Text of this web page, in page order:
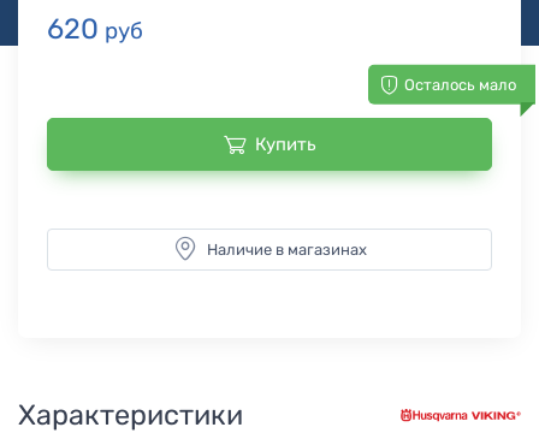
620 руб
Осталось мало
Купить
Наличие в магазинах
Характеристики